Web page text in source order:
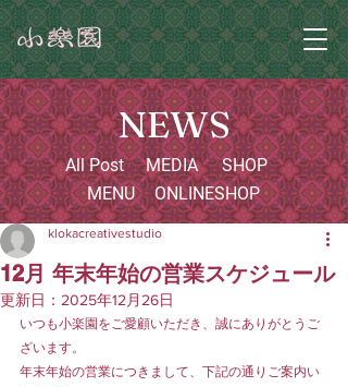
NEWS
All Post
MENU
MEDIA
SHOP
ONLINESHOP
12月 年末年始の営業スケジュール
klokacreativestudio
更新日： 2025年12月26日
いつも小楽園をご愛顧いただき、誠にありがとうご
ざいます。
年末年始の営業につきまして、下記の通りご案内い